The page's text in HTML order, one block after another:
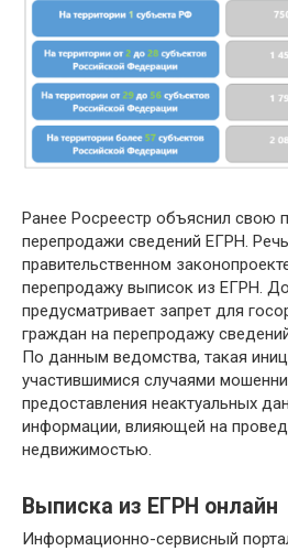
Ранее Росреестр объяснил свою
перепродажи сведений ЕГРН.
правительственном
перепродажу выписок из ЕГРН.
предусматривает запрет для
граждан на перепродажу
По данным ведомства, такая
участившимися случаями
предоставления неактуальных
информации, влияющей на
недвижимостью.
Выписка из ЕГРН онлайн
Информационно-сервисный